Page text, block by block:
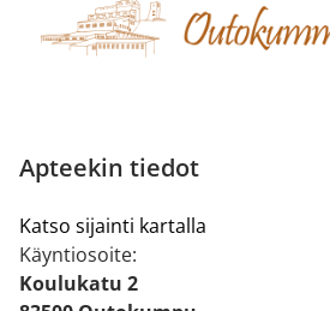
Apteekin tiedot
Katso sijainti kartalla
Käyntiosoite:
Koulukatu 2